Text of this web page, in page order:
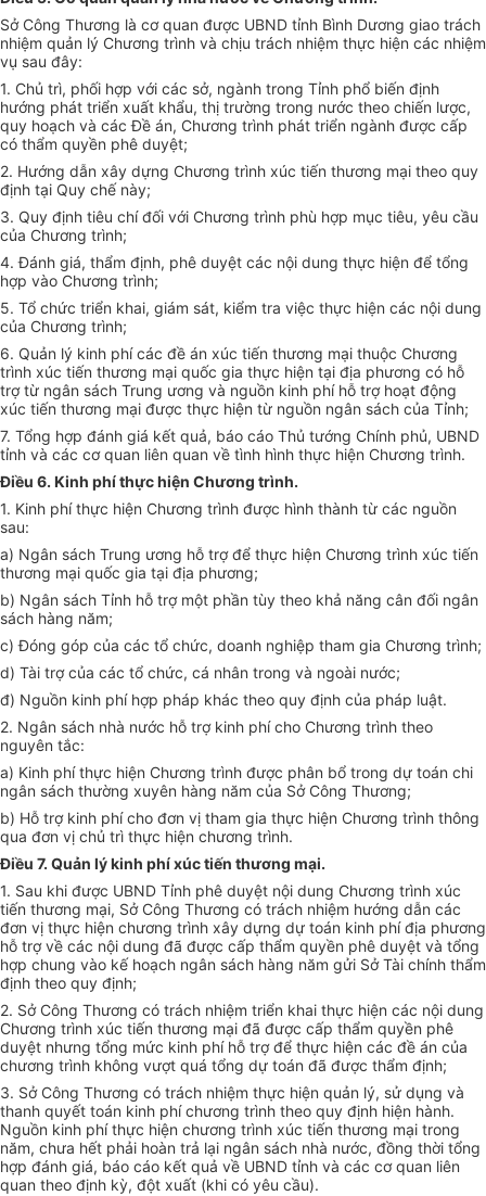
Sở Công Thương là cơ quan được UBND tỉnh Bình Dương giao trách
nhiệm quản lý Chương trình và chịu trách nhiệm thực hiện các nhiệm
vụ sau đây:
1. Chủ trì, phối hợp với các sở, ngành trong Tỉnh phổ biến định
hướng phát triển xuất khẩu, thị trường trong nước theo chiến lược,
quy hoạch và các Đề án, Chương trình phát triển ngành được cấp
có thẩm quyền phê duyệt;
2. Hướng dẫn xây dựng Chương trình xúc tiến thương mại theo quy
định tại Quy chế này;
3. Quy định tiêu chí đối với Chương trình phù hợp mục tiêu, yêu cầu
của Chương trình;
4.Đánh giá, thẩm định, phê duyệt các nội dung thực hiện để tổng
hợp vào Chương trình;
5. Tổ chức triển khai, giám sát, kiểm tra việc thực hiện các nội dung
của Chương trình;
6. Quản lý kinh phí các đề án xúc tiến thương mại thuộc Chương
trình xúc tiến thương mại quốc gia thực hiện tại địa phương có hỗ
trợ từ ngân sách Trung ương và nguồn kinh phí hỗ trợ hoạt động
xúc tiến thương mại được thực hiện từ nguồn ngân sách của Tỉnh;
7. Tổng hợp đánh giá kết quả, báo cáo Thủ tướng Chính phủ, UBND
tỉnh và các cơ quan liên quan về tình hình thực hiện Chương trình.
Điều 6. Kinh phí thực hiện Chương trình.
1. Kinh phí thực hiện Chương trình được hình thành từ các nguồn
sau:
a) Ngân sách Trung ương hỗ trợ để thực hiện Chương trình xúc tiến
thương mại quốc gia tại địa phương;
b) Ngân sách Tỉnh hỗ trợ một phần tùy theo khả năng cân đối ngân
sách hàng năm;
c)Đóng góp của các tổ chức, doanh nghiệp tham gia Chương trình;
d) Tài trợ của các tổ chức, cá nhân trong và ngoài nước;
đ) Nguồn kinh phí hợp pháp khác theo quy định của pháp luật.
2. Ngân sách nhà nước hỗ trợ kinh phí cho Chương trình theo
nguyên tắc:
a) Kinh phí thực hiện Chương trình được phân bổ trong dự toán chi
ngân sách thường xuyên hàng năm của Sở Công Thương;
b) Hỗ trợ kinh phí cho đơn vị tham gia thực hiện Chương trình thông
qua đơn vị chủ trì thực hiện chương trình.
Điều 7. Quản lý kinh phí xúc tiến thương mại.
1. Sau khi được UBND Tỉnh phê duyệt nội dung Chương trình xúc
tiến thương mại, Sở Công Thương có trách nhiệm hướng dẫn các
đơn vị thực hiện chương trình xây dựng dự toán kinh phí địa phương
hỗ trợ về các nội dung đã được cấp thẩm quyền phê duyệt và tổng
hợp chung vào kế hoạch ngân sách hàng năm gửi Sở Tài chính thẩm
định theo quy định;
2. Sở Công Thương có trách nhiệm triển khai thực hiện các nội dung
Chương trình xúc tiến thương mại đã được cấp thẩm quyền phê
duyệt nhưng tổng mức kinh phí hỗ trợ để thực hiện các đề án của
chương trình không vượt quá tổng dự toán đã được thẩm định;
3. Sở Công Thương có trách nhiệm thực hiện quản lý, sử dụng và
thanh quyết toán kinh phí chương trình theo quy định hiện hành.
Nguồn kinh phí thực hiện chương trình xúc tiến thương mại trong
năm, chưa hết phải hoàn trả lại ngân sách nhà nước, đồng thời tổng
hợp đánh giá, báo cáo kết quả về UBND tỉnh và các cơ quan liên
quan theo định kỳ, đột xuất (khi có yêu cầu).